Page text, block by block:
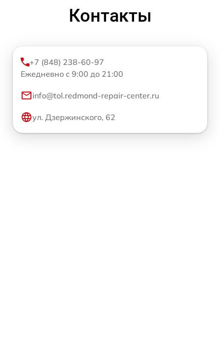
Контакты
+7 (848) 238-60-97
Ежедневно с 9:00 до 21:00
info@tol.redmond-repair-center.ru
ул. Дзержинского, 62